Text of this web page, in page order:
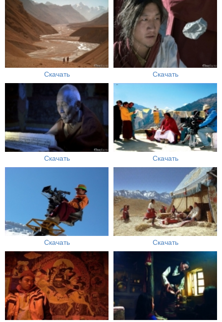
Скачать Скачать
Скачать Скачать
Скачать Скачать